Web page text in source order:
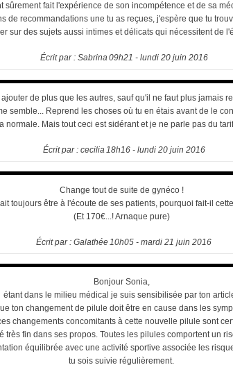
sûrement fait l'expérience de son incompétence et de sa
de recommandations une tu as reçues, j'espère que tu
sur des sujets aussi intimes et délicats qui nécessitent de
Écrit par : Sabrina09h21 - lundi 20 juin 2016
de plus que les autres, sauf qu'il ne faut plus jamais
semble... Reprend les choses où tu en étais avant de le
normale. Mais tout ceci est sidérant et je ne parle pas du
Écrit par : cecilia18h16- lundi 20 juin 2016
Change tout de suite de gynéco !
toujours être à l'écoute de ses patients, pourquoi fait-il
(Et 170€...! Arnaque pure)
Écrit par :Galathée 10h05 -mardi 21 juin 2016
Bonjour Sonia,
étant dans le milieu médical je suis sensibilisée par ton
ton changement de pilule doit être en cause dans les
changements concomitants à cette nouvelle pilule sont
très fin dans ses propos. Toutes les pilules comportent un
équilibrée avec une activité sportive associée les
tu sois suivie régulièrement.